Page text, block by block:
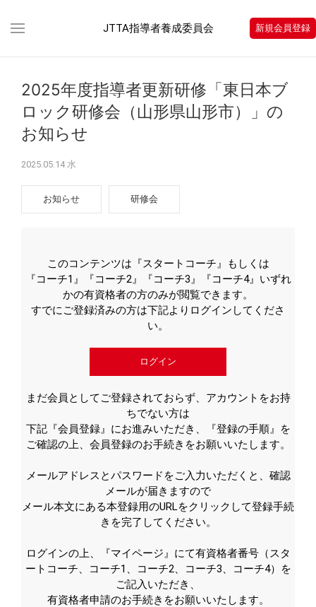
JTTA指導者養成委員会 新規会員登録
2025年度指導者更新研修「東日本ブ
ロック研修会（山形県山形市）」の
お知らせ
2025.05.14 水
お知らせ 研修会
このコンテンツは『スタートコーチ』もしくは
『コーチ1』『コーチ2』『コーチ3』『コーチ4』いずれ
かの有資格者の方のみが閲覧できます。
すでにご登録済みの方は下記よりログインしてくださ
い。
ログイン
まだ会員としてご登録されておらず、アカウントをお持
ちでない方は
下記『会員登録』にお進みいただき、『登録の手順』を
ご確認の上、会員登録のお手続きをお願いいたします。
メールアドレスとパスワードをご入力いただくと、確認
メールが届きますので
メール本文にある本登録用のURLをクリックして登録手続
きを完了してください。
ログインの上、『マイページ』にて有資格者番号（スタ
ートコーチ、コーチ1、コーチ2、コーチ3、コーチ4）を
ご記入いただき、
有資格者申請のお手続きをお願いいたします。